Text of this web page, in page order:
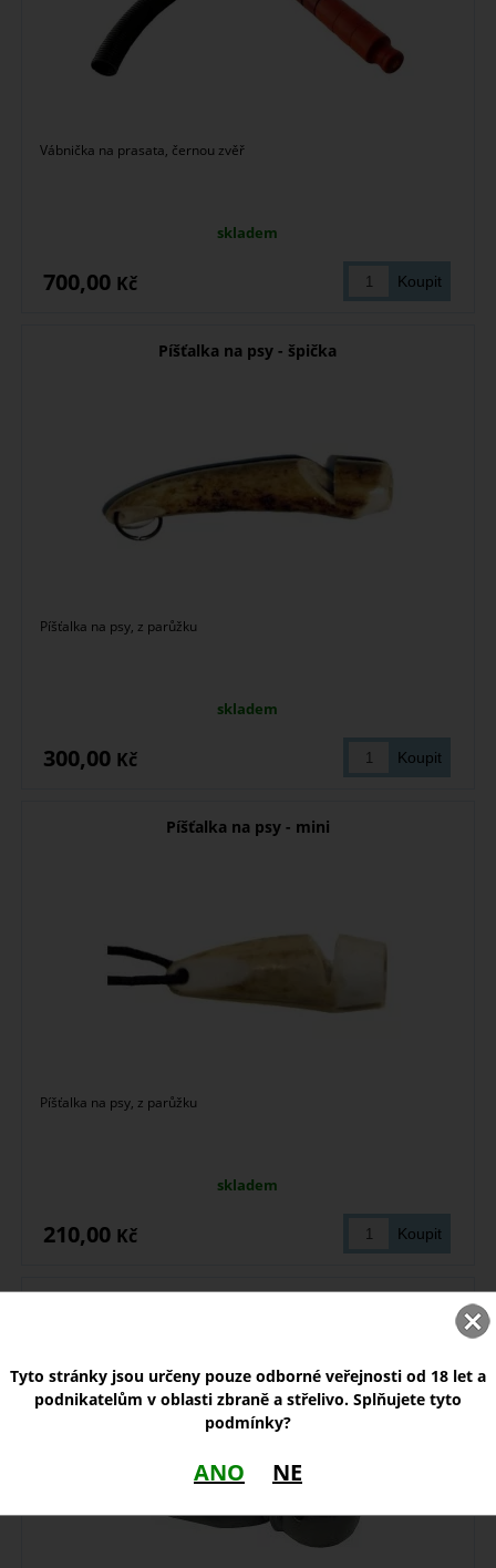
Vábnička na prasata, černou zvěř
skladem
700,00 Kč
Píšťalka na psy - špička
Píšťalka na psy, z parůžku
skladem
300,00 Kč
Píšťalka na psy - mini
Píšťalka na psy, z parůžku
skladem
210,00 Kč
Tyto stránky jsou určeny pouze odborné veřejnosti od 18 let a
podnikatelům v oblasti zbraně a střelivo. Splňujete tyto
podmínky?
ANO NE